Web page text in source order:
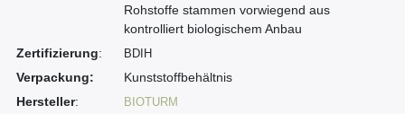
Rohstoffe stammen vorwiegend aus
kontrolliert biologischem Anbau
Zertifizierung: BDIH
Verpackung:
Kunststoffbehältnis
Hersteller: BIOTURM